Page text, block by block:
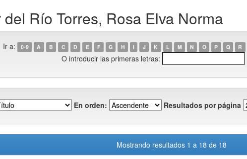
Río Torres, Rosa Elva Norma
Ir a: 0-9 A B C D E F G H I J K L M N O P Q R
O introducir las primeras letras:
En orden: Resultados por página
Mostrando resultados 1 a 18 de 18